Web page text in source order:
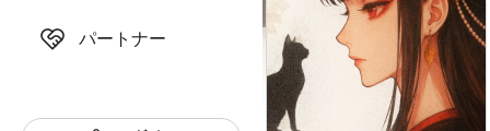
パートナー